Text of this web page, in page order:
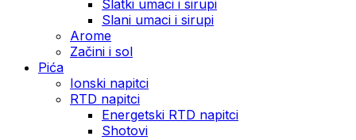
Slatki umaci i sirupi
Slani umaci i sirupi
Arome
Začini i sol
Pića
Ionski napitci
RTD napitci
Energetski RTD napitci
Shotovi